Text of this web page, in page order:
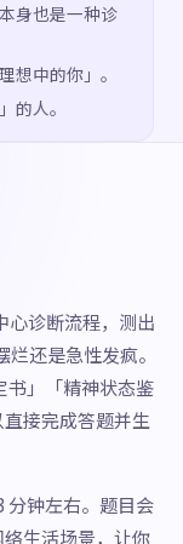
身也是一种诊
想中的你」。
的人。
心诊断流程，测出
还是急性发疯。
书」「精神状态鉴
接完成答题并生
分钟左右。题目会
生活场景，让你